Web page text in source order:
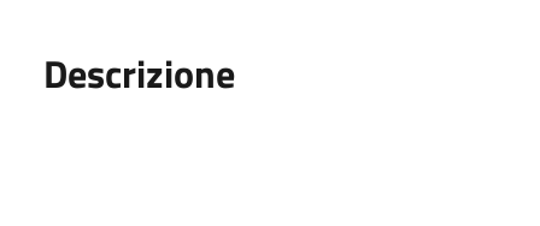
Descrizione